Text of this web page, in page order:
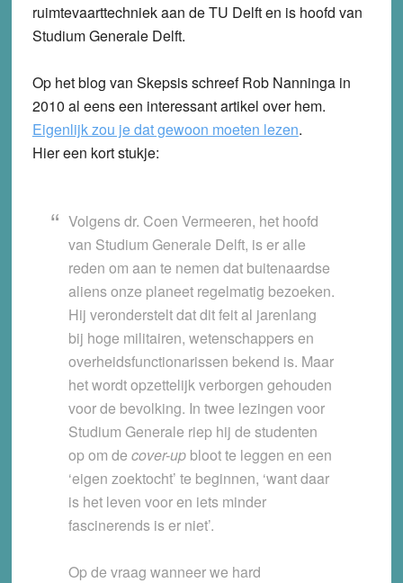
ruimtevaarttechniek aan de TU Delft en is hoofd van
Studium Generale Delft.
Op het blog van Skepsis schreef Rob Nanninga in
2010 al eens een interessant artikel over hem.
Eigenlijk zou je dat gewoon moeten lezen.
Hier een kort stukje:
Volgens dr. Coen Vermeeren, het hoofd
van Studium Generale Delft, is er alle
reden om aan te nemen dat buitenaardse
aliens onze planeet regelmatig bezoeken.
Hij veronderstelt dat dit feit al jarenlang
bij hoge militairen, wetenschappers en
overheidsfunctionarissen bekend is. Maar
het wordt opzettelijk verborgen gehouden
voor de bevolking. In twee lezingen voor
Studium Generale riep hij de studenten
op om de cover-upbloot te leggen en een
‘eigen zoektocht’ te beginnen, ‘want daar
is het leven voor en iets minder
fascinerends is er niet’.
Op de vraag wanneer we hard